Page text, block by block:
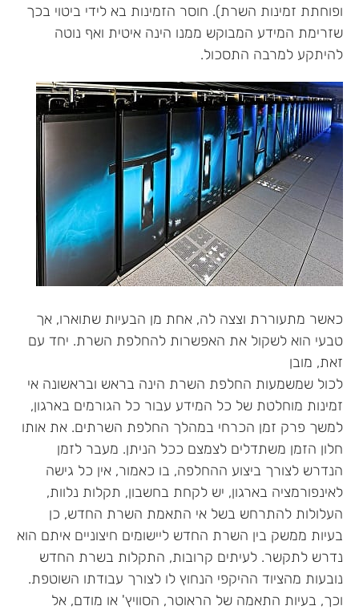
ופוחתת זמינות השרת). חוסר הזמינות בא לידי ביטוי בכך
שזרימת המידע המבוקש ממנו הינה איטית ואף נוטה
להיתקע למרבה התסכול.
כאשר מתעוררת וצצה לה, אחת מן הבעיות שתוארו, אך
טבעי הוא לשקול את האפשרות להחלפת השרת. יחד עם
זאת, מובן
לכול שמשמעות החלפת השרת הינה בראש ובראשונה אי
זמינות מוחלטת של כל המידע עבור כל הגורמים בארגון,
למשך פרק זמן הכרחי במהלך החלפת השרתים. את אותו
חלון הזמן משתדלים לצמצם ככל הניתן. מעבר לזמן
הנדרש לצורך ביצוע ההחלפה, בו כאמור, אין כל גישה
לאינפורמציה בארגון, יש לקחת בחשבון, תקלות נלוות,
העלולות להתרחש בשל אי התאמת השרת החדש, כן
בעיות ממשק בין השרת החדש ליישומים חיצוניים איתם הוא
נדרש לתקשר. לעיתים קרובות, התקלות בשרת החדש
נובעות מהציוד ההיקפי הנחוץ לו לצורך עבודתו השוטפת.
וכך, בעיות התאמה של הראוטר, הסוויץ' או מודם, אל